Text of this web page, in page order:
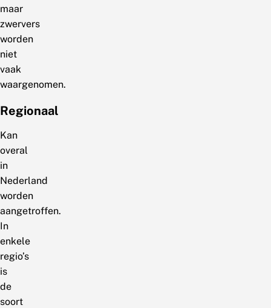
maar
zwervers
worden
niet
vaak
waargenomen.
Regionaal
Kan
overal
in
Nederland
worden
aangetroffen.
In
enkele
regio’s
is
de
soort